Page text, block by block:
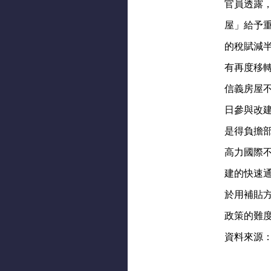
官員透露
屋」給予
的稅賦減
有再度移
信義房屋
日參與改
是得負擔
高力國際
建的快速
於用補貼
政策的難
資料來源